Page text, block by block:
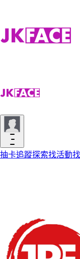
抽卡追蹤探索找活動